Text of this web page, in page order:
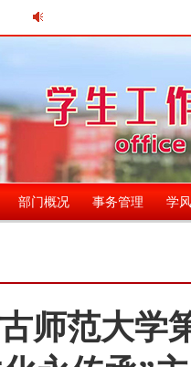
部门概况 事务管理 学
师范大学